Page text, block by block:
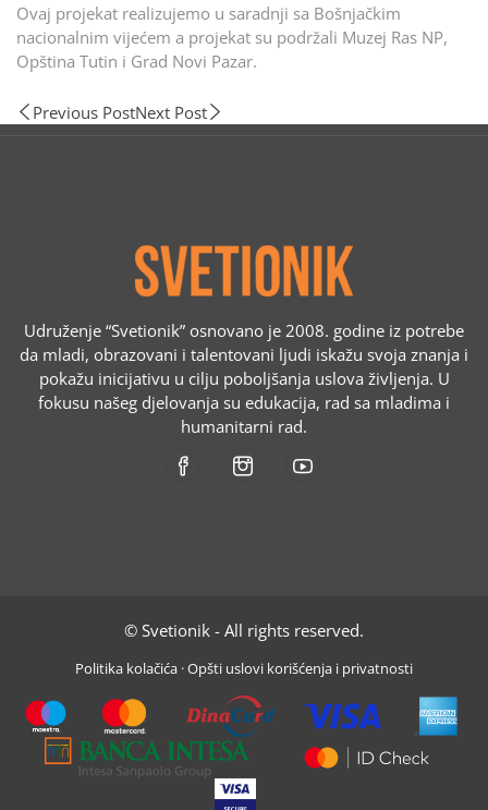
Ovaj projekat realizujemo u saradnji sa Bošnjačkim
nacionalnim vijećem a projekat su podržali Muzej Ras NP,
Opština Tutin i Grad Novi Pazar.
Previous PostNext Post
Udruženje “Svetionik” osnovano je 2008. godine iz potrebe
da mladi, obrazovani i talentovani ljudi iskažu svoja znanja i
pokažu inicijativu u cilju poboljšanja uslova življenja. U
fokusu našeg djelovanja su edukacija, rad sa mladima i
humanitarni rad.
© Svetionik - All rights reserved.
Politika kolačića ·Opšti uslovi korišćenja i privatnosti